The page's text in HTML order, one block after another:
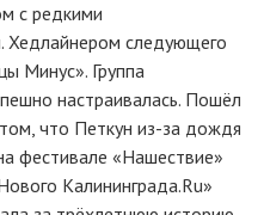
с редкими
следующего
Минус». Группа
настраивалась. Пошёл
что Петкун из-за дождя
фестивале «Нашествие»
Калининграда.Ru»